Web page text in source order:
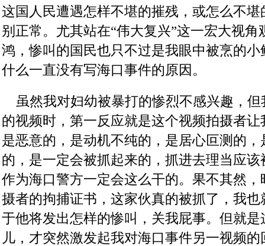
这国人民遭遇怎样不堪的摧残，或怎么不
别正常。尤其站在“伟大复兴”这一宏大视角
鸿，惨叫的国民也只不过是我眼中被烹的
什么一直没有写海口事件的原因。
虽然我对妇幼被暴打的惨烈不感兴趣，但
的视频时，第一反应就是这个视频拍摄者
是恶意的，是动机不纯的，是居心叵测的
的，是一定会被抓起来的，抓进去理当应
作为海口警方一定会这么干的。果不其然
摄者的拘捕证书，这家伙真的被抓了，我
于他将发出怎样的惨叫，关我屁事。但就
儿，才突然激发起我对海口事件另一视频的